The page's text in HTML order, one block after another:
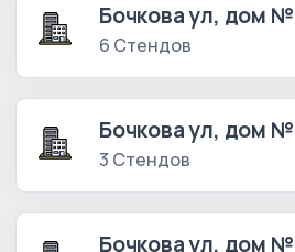
Бочкова ул, дом
6 Стендов
Бочкова ул, дом №
3 Стендов
Бочкова ул, дом